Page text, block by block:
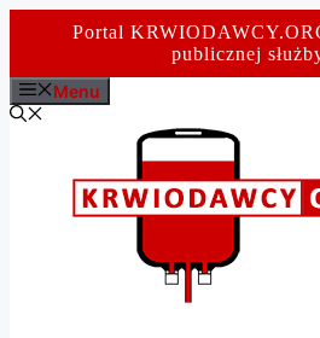
Portal
publicznej
Przejdź
do
Menu